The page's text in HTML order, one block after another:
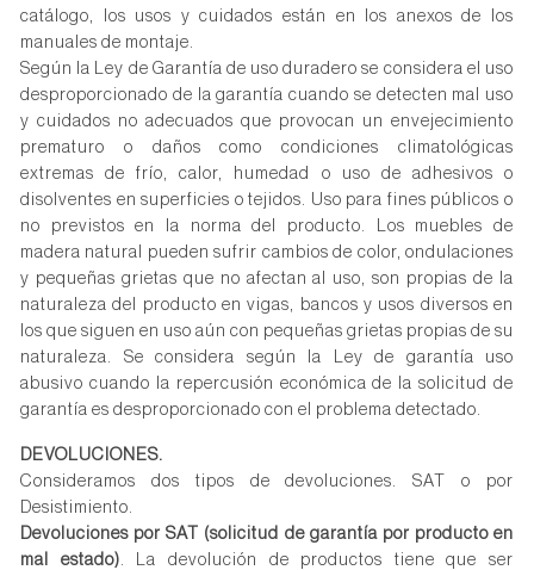
catálogo, los usos y cuidados están en los anexos de los
manuales de montaje.
Según la Ley de Garantía de uso duradero se considera el uso
desproporcionado de la garantía cuando se detecten mal uso
y cuidados no adecuados que provocan un envejecimiento
prematuro o daños como condiciones climatológicas
extremas de frío, calor, humedad o uso de adhesivos o
disolventes en superficies o tejidos. Uso para fines públicos o
no previstos en la norma del producto. Los muebles de
madera natural pueden sufrir cambios de color, ondulaciones
y pequeñas grietas que no afectan al uso, son propias de la
naturaleza del producto en vigas, bancos y usos diversos en
los que siguen en uso aún con pequeñas grietas propias de su
naturaleza. Se considera según la Ley de garantía uso
abusivo cuando la repercusión económica de la solicitud de
garantía es desproporcionado con el problema detectado.
DEVOLUCIONES.
Consideramos dos tipos de devoluciones. SAT o por
Desistimiento.
Devoluciones por SAT (solicitud de garantía por producto en
mal estado). La devolución de productos tiene que ser